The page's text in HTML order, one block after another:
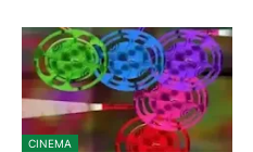
CINEMA